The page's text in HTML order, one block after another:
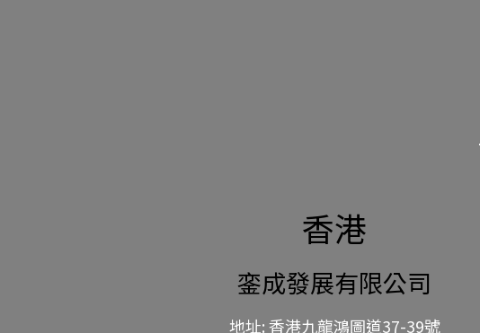
香港
銮成發展有限公司
地址: 香港九龍鴻圖道37-39號